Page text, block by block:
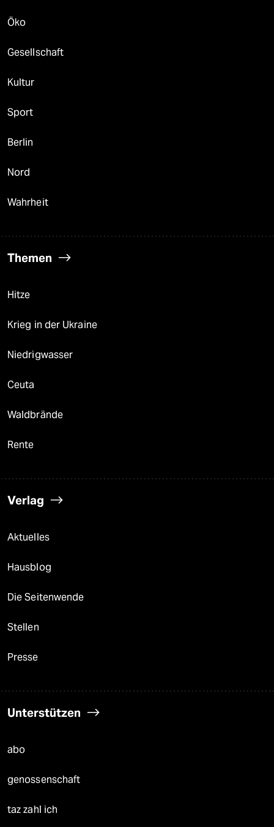
Öko
Gesellschaft
Kultur
Sport
Berlin
Nord
Wahrheit
Themen
Hitze
Krieg in der Ukraine
Niedrigwasser
Ceuta
Waldbrände
Rente
Verlag
Aktuelles
Hausblog
Die Seitenwende
Stellen
Presse
Unterstützen
abo
genossenschaft
taz zahl ich